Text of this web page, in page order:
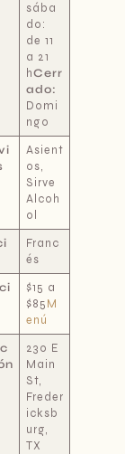
sába
do:
de 11
a 21
hCerr
ado:
Domi
ngo
Asient
os,
Sirve
Alcoh
ol
Franc
és
$15 a
$85 M
enú
230 E
Main
St,
Freder
icksb
urg,
TX